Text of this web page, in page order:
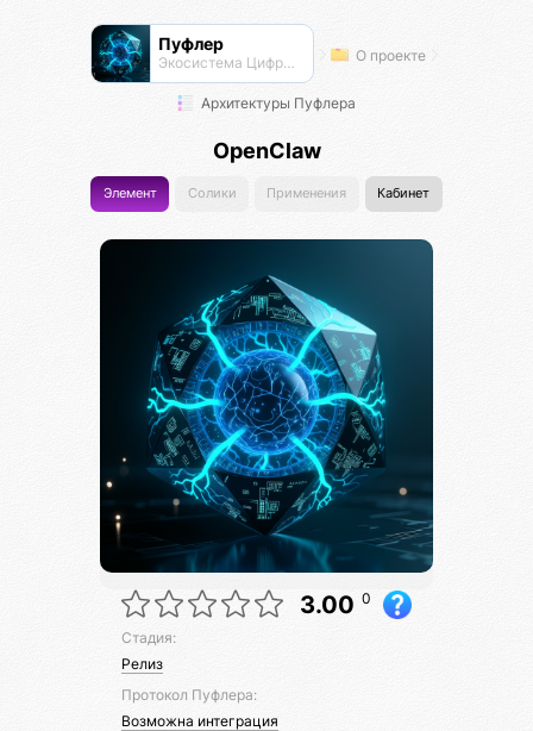
Пуфлер
Экосистема Цифровых Организмов О проекте
Архитектуры Пуфлера
OpenClaw
Элемент Солики Применения Кабинет
3.00 0
Стадия:
Релиз
Протокол Пуфлера:
Возможна интеграция